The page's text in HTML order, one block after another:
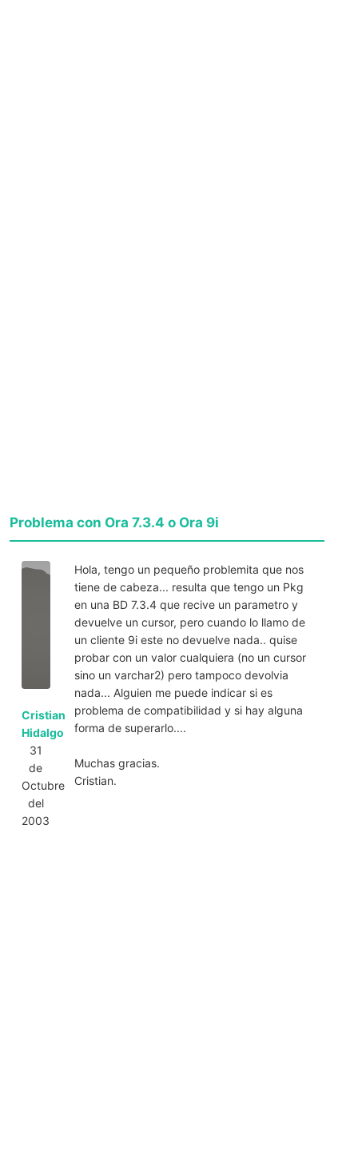
Problema con Ora 7.3.4 o Ora 9i
Cristian
Hidalgo
31
de
Octubre
del
2003
Hola, tengo un pequeño problemita que nos
tiene de cabeza... resulta que tengo un Pkg
en una BD 7.3.4 que recive un parametro y
devuelve un cursor, pero cuando lo llamo de
un cliente 9i este no devuelve nada.. quise
probar con un valor cualquiera (no un cursor
sino un varchar2) pero tampoco devolvia
nada... Alguien me puede indicar si es
problema de compatibilidad y si hay alguna
forma de superarlo....
Muchas gracias.
Cristian.